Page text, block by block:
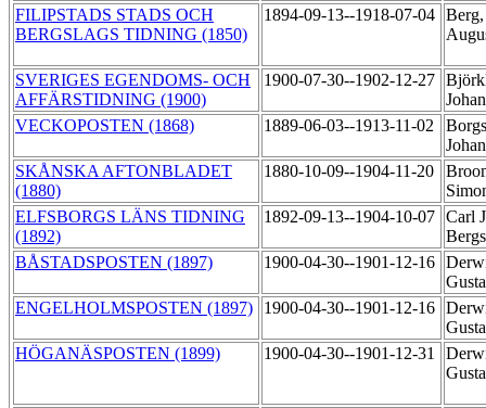
FILIPSTADS STADS OCH
BERGSLAGS TIDNING (1850)
1894-09-13--1918-07-04
SVERIGES EGENDOMS- OCH
AFFÄRSTIDNING (1900)
1900-07-30--1902-12-27
VECKOPOSTEN (1868)
1889-06-03--1913-11-02
SKÅNSKA AFTONBLADET
(1880)
1880-10-09--1904-11-20
ELFSBORGS LÄNS TIDNING
(1892)
1892-09-13--1904-10-07 Carl
BÅSTADSPOSTEN (1897)
1900-04-30--1901-12-16
ENGELHOLMSPOSTEN (1897)
1900-04-30--1901-12-16
HÖGANÄSPOSTEN (1899)
1900-04-30--1901-12-31